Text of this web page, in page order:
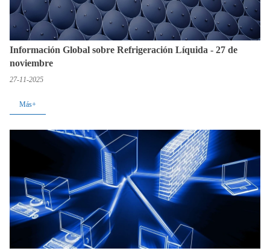
Información Global sobre Refrigeración Líquida - 27 de
noviembre
27-11-2025
Más+